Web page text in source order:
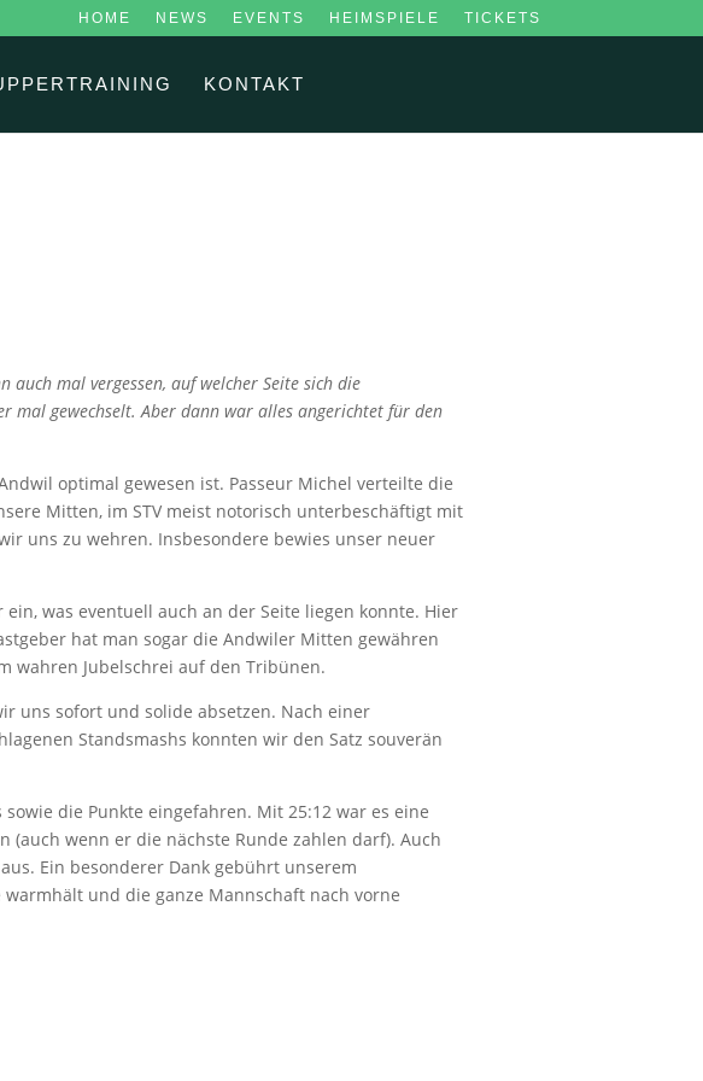
HOME NEWS EVENTS HEIMSPIELE TICKETS
KONTAKT
mal vergessen, auf welcher Seite sich die
mal gewechselt. Aber dann war alles angerichtet für den
optimal gewesen ist. Passeur Michel verteilte die
Mitten, im STV meist notorisch unterbeschäftigt mit
uns zu wehren. Insbesondere bewies unser neuer
was eventuell auch an der Seite liegen konnte. Hier
hat man sogar die Andwiler Mitten gewähren
wahren Jubelschrei auf den Tribünen.
uns sofort und solide absetzen. Nach einer
Standsmashs konnten wir den Satz souverän
die Punkte eingefahren. Mit 25:12 war es eine
wenn er die nächste Runde zahlen darf). Auch
Ein besonderer Dank gebührt unserem
und die ganze Mannschaft nach vorne